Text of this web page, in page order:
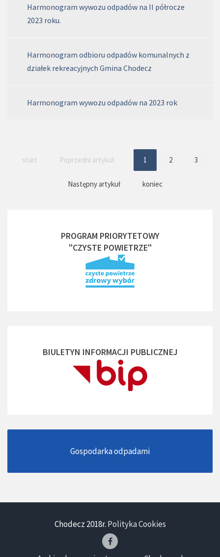
Harmonogram wywozu odpadów na II półrocze
2023 roku.
Harmonogram odbioru odpadów komunalnych z
działek rekreacyjnych Gmina Chodecz
Harmonogram wywozu odpadów na 2023 rok
start Poprzedni artykuł 1 2 3
Następny artykuł koniec
PROGRAM PRIORYTETOWY
"CZYSTE POWIETRZE"
BIULETYN INFORMACJI PUBLICZNEJ
Gospodarka odpadami
Chodecz 2018r. Polityka Cookies